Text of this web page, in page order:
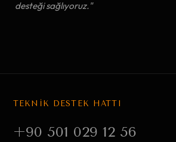
desteği sağlıyoruz."
TEKNİK DESTEK HATTI
+90 501 029 12 56